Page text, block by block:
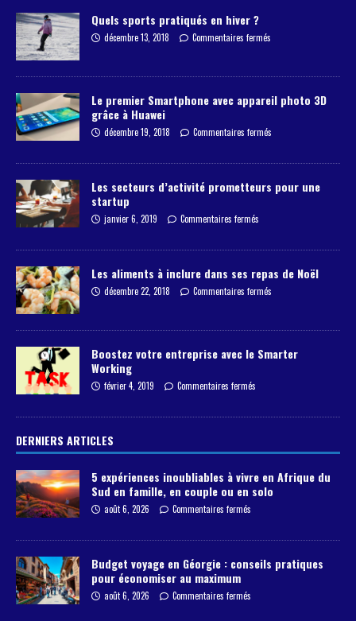
Quels sports pratiqués en hiver ?
décembre 13, 2018 Commentaires fermés
Le premier Smartphone avec appareil photo 3D
grâce à Huawei
décembre 19, 2018 Commentaires fermés
Les secteurs d’activité prometteurs pour une
startup
janvier 6, 2019 Commentaires fermés
Les aliments à inclure dans ses repas de Noël
décembre 22, 2018 Commentaires fermés
Boostez votre entreprise avec le Smarter
Working
février 4, 2019 Commentaires fermés
DERNIERS ARTICLES
5 expériences inoubliables à vivre en Afrique du
Sud en famille, en couple ou en solo
août 6, 2026 Commentaires fermés
Budget voyage en Géorgie : conseils pratiques
pour économiser au maximum
août 6, 2026 Commentaires fermés